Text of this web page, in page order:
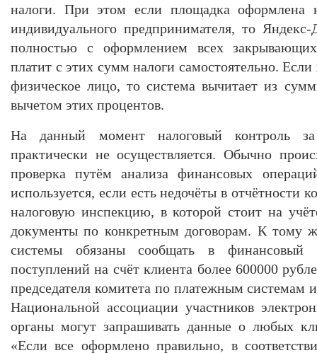
налоги. При этом если площадка оформлена
индивидуального предпринимателя, то
полностью с оформлением всех
платит с этих сумм налоги самостоятельно.
физическое лицо, то система вычитает из
вычетом этих процентов.
На данный момент налоговый контроль
практически не осуществляется. Обычно
проверка путём анализа финансовых
используется, если есть недочёты в отчётности
налоговую инспекцию, в которой стоит на
документы по конкретным договорам. К тому
системы обязаны сообщать в финансовый
поступлений на счёт клиента более 600000
председателя комитета по платежным системам
Национальной ассоциации участников
органы могут запрашивать данные о любых
«Если все оформлено правильно, в